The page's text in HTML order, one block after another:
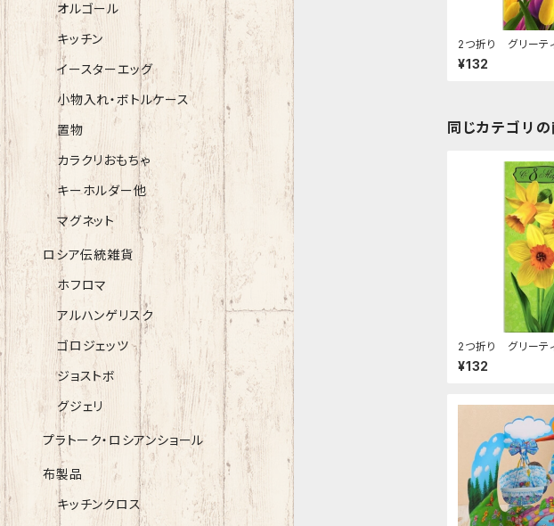
2つ折り グリーテ
(女性の日) C-66
¥132
同じカテゴリ
2つ折り グリーテ
(女性の日) C-69
¥132
オルゴール
キッチン
イースターエッグ
小物入れ・ボトルケース
置物
カラクリおもちゃ
キーホルダー他
マグネット
ロシア伝統雑貨
ホフロマ
アルハンゲリスク
ゴロジェッツ
ジョストボ
グジェリ
プラトーク・ロシアンショール
布製品
キッチンクロス